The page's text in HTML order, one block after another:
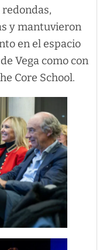
y mantuvieron
en el espacio
Vega como con
Core School.